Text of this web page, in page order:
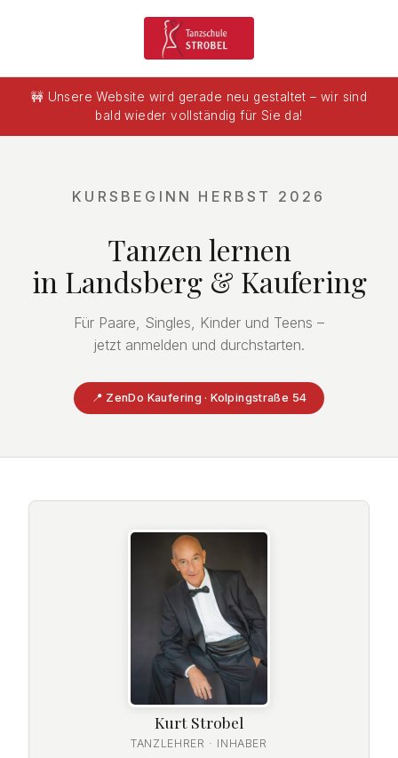
🚧 Unsere Website wird gerade neu gestaltet – wir sind
bald wieder vollständig für Sie da!
KURSBEGINN HERBST 2026
Tanzen lernen
in Landsberg & Kaufering
Für Paare, Singles, Kinder und Teens –
jetzt anmelden und durchstarten.
📍 ZenDo Kaufering · Kolpingstraße 54
Kurt Strobel
TANZLEHRER · INHABER